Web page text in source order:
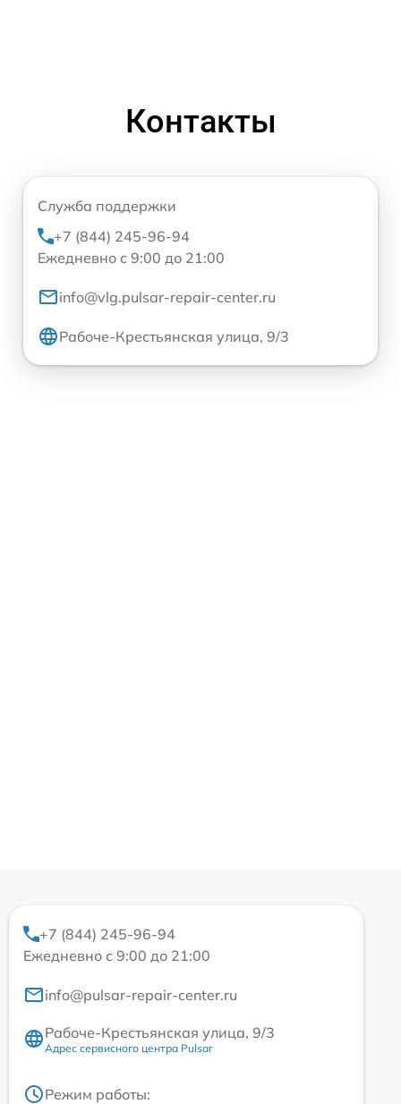
Контакты
Служба поддержки
+7 (844) 245-96-94
Ежедневно с 9:00 до 21:00
info@vlg.pulsar-repair-center.ru
Рабоче-Крестьянская улица, 9/3
+7 (844) 245-96-94
Ежедневно с 9:00 до 21:00
info@pulsar-repair-center.ru
Рабоче-Крестьянская улица, 9/3
Адрес сервисного центра Pulsar
Режим работы: